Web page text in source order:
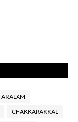
ARALAM
CHAKKARAKKAL